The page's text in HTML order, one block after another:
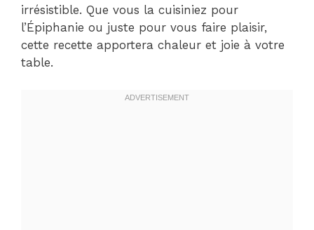
irrésistible. Que vous la cuisiniez pour
l’Épiphanie ou juste pour vous faire plaisir,
cette recette apportera chaleur et joie à votre
table.